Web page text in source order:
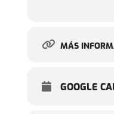
MÁS
GOOGLE